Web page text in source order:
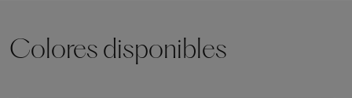
Colores disponibles